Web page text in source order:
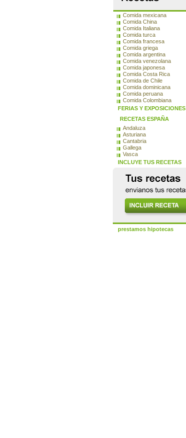
Comida mexicana
Comida China
Comida Italiana
Comida turca
Comida francesa
Comida griega
Comida argentina
Comida venezolana
Comida japonesa
Comida Costa Rica
Comida de Chile
Comida dominicana
Comida peruana
Comida Colombiana
FERIAS Y EXPOSICIONES
RECETAS ESPAÑA
Andaluza
Asturiana
Cantabria
Gallega
Vasca
INCLUYE TUS RECETAS
prestamos hipotecas